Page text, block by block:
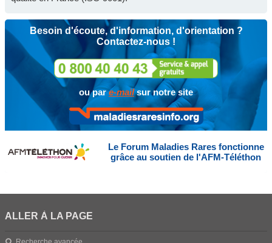
Besoin d'écoute, d'information, d'orientation ?
Contactez-nous !
ou pare-mailsur notre site
Le Forum Maladies Rares fonctionne
grâce au soutien de l'AFM-Téléthon
ALLER À LA PAGE